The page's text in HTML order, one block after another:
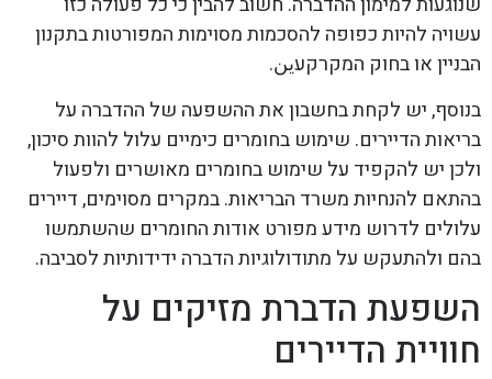
עשויה להיות כפופה להסכמות מסוימות המפורטות בתקנון
הבניין או בחוק המקרקעين.
בנוסף, יש לקחת בחשבון את ההשפעה של ההדברה על
בריאות הדיירים. שימוש בחומרים כימיים עלול להוות סיכון,
ולכן יש להקפיד על שימוש בחומרים מאושרים ולפעול
בהתאם להנחיות משרד הבריאות. במקרים מסוימים, דיירים
עלולים לדרוש מידע מפורט אודות החומרים שהשתמשו
בהם ולהתעקש על מתודולוגיות הדברה ידידותיות לסביבה.
השפעת הדברת מזיקים על
חוויית הדיירים